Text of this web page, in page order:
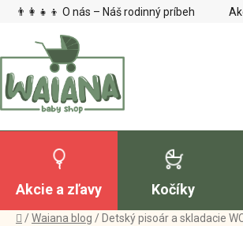
Prejsť👨‍👩‍👧‍👦 O nás – Náš rodinný príbeh
Akcie a zľavy Kočíky
Domov
/Waiana blog / Detský pisoár a skladacie